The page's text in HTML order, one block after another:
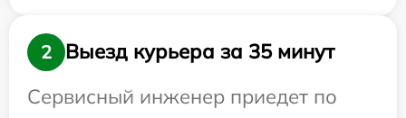
2
Выезд курьера за 35 минут
Сервисный инженер приедет по